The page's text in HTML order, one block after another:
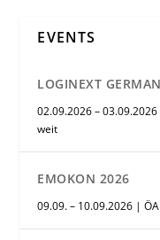
EVENTS
LOGINEXT
02.09.2026 –
weit
EMOKON 2026
09.09. – 10.09.2026 |